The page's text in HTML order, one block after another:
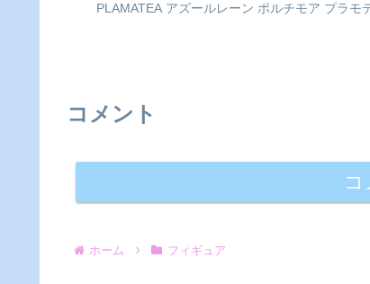
PLAMATEA アズールレーン ボルチモア プラ
コメント
ホーム フィギュア